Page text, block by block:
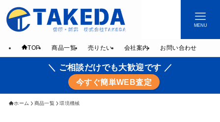
MENU
TOP 商品一覧 売りたい 会社案内 お問い合わせ
＼ ご相談だけでも大歓迎です ／
今すぐ簡単WEB査定
ホーム 商品一覧 環境機械